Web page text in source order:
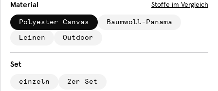
Material Stoffe im Vergleich
Polyester Canvas Baumwoll-Panama
Leinen Outdoor
Set
einzeln 2er Set